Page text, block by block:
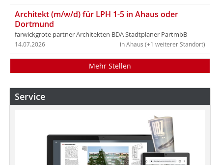
Architekt (m/w/d) für LPH 1-5 in Ahaus oder
Dortmund
farwickgrote partner Architekten BDA Stadtplaner PartmbB
in Ahaus (+1 weiterer Standort)
14.07.2026
Mehr Stellen
Service